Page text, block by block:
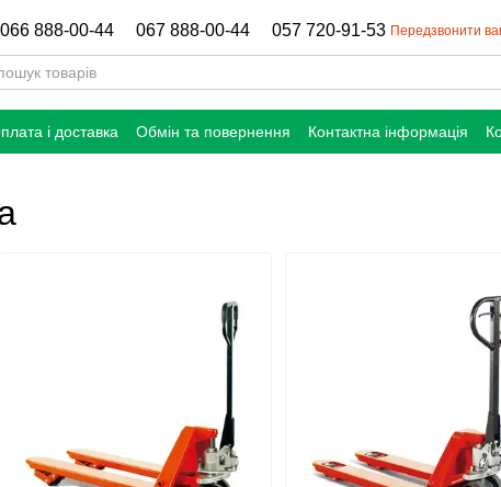
066 888-00-44 067 888-00-44 057 720-91-53 Передзвонити
і доставка Обмін та повернення Контактна інформація